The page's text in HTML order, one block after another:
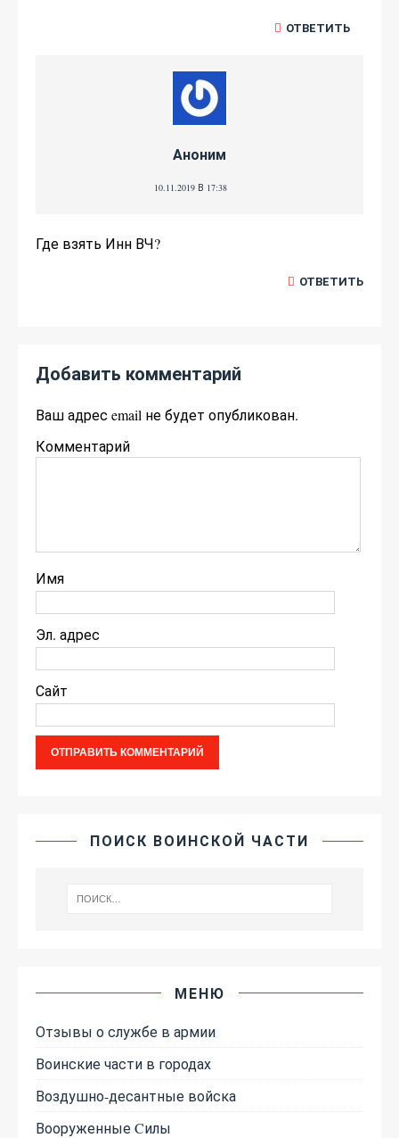
ОТВЕТИТЬ
Аноним
10.11.2019 В 17:38
Где взять Инн ВЧ?
ОТВЕТИТЬ
Добавить комментарий
Ваш адрес email не будет опубликован.
Комментарий
Имя
Эл. адрес
Сайт
ПОИСК ВОИНСКОЙ ЧАСТИ
МЕНЮ
Отзывы о службе в армии
Воинские части в городах
Воздушно-десантные войска
Вооруженные Cилы